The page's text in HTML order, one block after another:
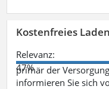
Kostenfreies
Relevanz:
47%
primär der
informieren Sie sich